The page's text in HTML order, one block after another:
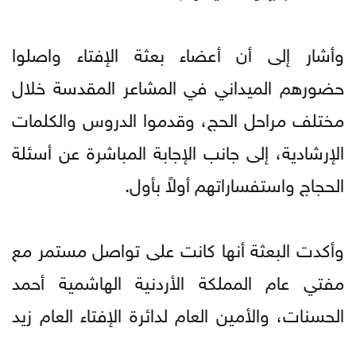
وأشار إلى أن أعضاء بعثة الإفتاء واصلوا
حضورهم الميداني في المشاعر المقدسة خلال
مختلف مراحل الحج، وقدموا الدروس والكلمات
الإرشادية، إلى جانب الإجابة المباشرة عن أسئلة
الحجاج واستفساراتهم أولاً بأول.
وأكدت البعثة أنها كانت على تواصل مستمر مع
مفتي عام المملكة الأردنية الهاشمية أحمد
الحسنات، والأمين العام لدائرة الإفتاء العام زيد